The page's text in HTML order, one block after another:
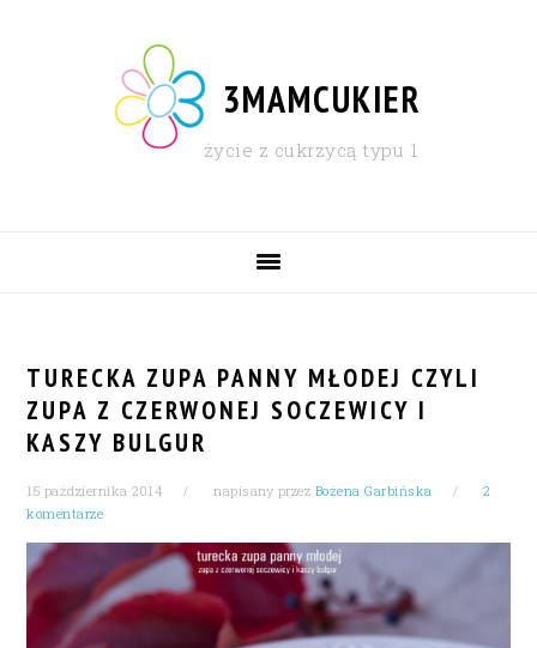
3MAMCUKIER
życie z cukrzycą typu 1
TURECKA ZUPA PANNY MŁODEJ CZYLI
ZUPA Z CZERWONEJ SOCZEWICY I
KASZY BULGUR
15 października 2014 napisany przez Bożena Garbińska
2
komentarze